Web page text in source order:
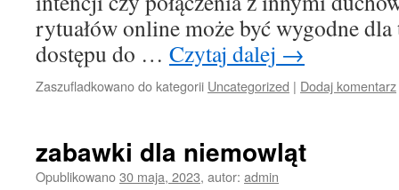
rytuałów online może być wygodne
dostępu do … Czytaj dalej →
Zaszufladkowano do kategorii Uncategorized | Dodaj komentarz
zabawki dla niemowląt
Opublikowano30 maja, 2023, autor: admin